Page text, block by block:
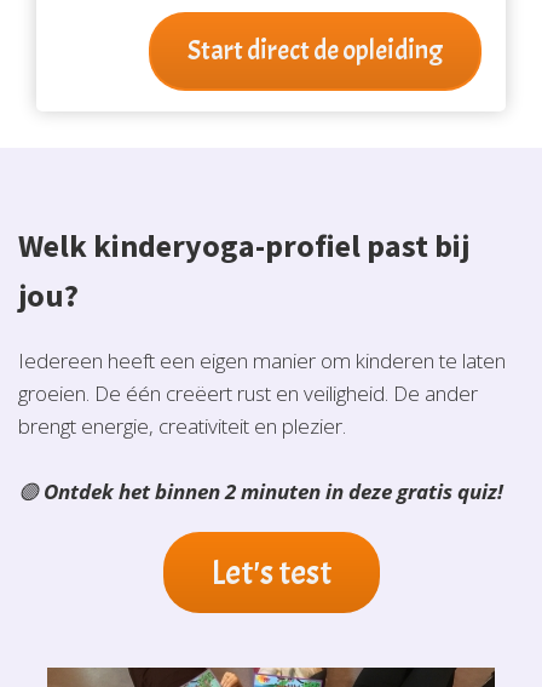
Start direct de opleiding
Welk kinderyoga-profiel past bij
jou?
Iedereen heeft een eigen manier om kinderen te laten
groeien. De één creëert rust en veiligheid. De ander
brengt energie, creativiteit en plezier.
🟣Ontdek het binnen 2 minuten in deze gratis quiz!
Let's test